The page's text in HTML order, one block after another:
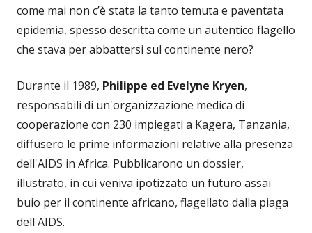
come mai non c’è stata la tanto temuta e paventata
epidemia, spesso descritta come un autentico flagello
che stava per abbattersi sul continente nero?
Durante il 1989, Philippe ed Evelyne Kryen,
responsabili di un'organizzazione medica di
cooperazione con 230 impiegati a Kagera, Tanzania,
diffusero le prime informazioni relative alla presenza
dell'AIDS in Africa. Pubblicarono un dossier,
illustrato, in cui veniva ipotizzato un futuro assai
buio per il continente africano, flagellato dalla piaga
dell'AIDS.